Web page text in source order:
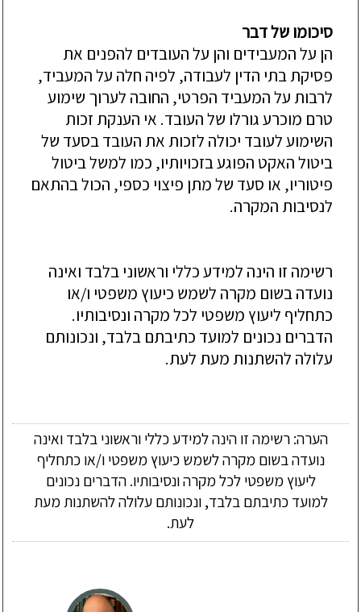
סיכומו של דבר
הן על המעבידים והן על העובדים להפנים את
פסיקת בתי הדין לעבודה, לפיה חלה על המעביד,
לרבות על המעביד הפרטי, החובה לערוך שימוע
טרם מוכרע גורלו של העובד. אי הענקת זכות
השימוע לעובד יכולה לזכות את העובד בסעד של
ביטול האקט הפוגע בזכויותיו, כמו למשל ביטול
פיטוריו, או סעד של מתן פיצוי כספי, הכול בהתאם
לנסיבות המקרה.
רשימה זו הינה למידע כללי וראשוני בלבד ואינה
נועדה בשום מקרה לשמש כיעוץ משפטי ו/או
כתחליף ליעוץ משפטי לכל מקרה ונסיבותיו.
הדברים נכונים למועד כתיבתם בלבד, ונכונותם
עלולה להשתנות מעת לעת.
הערה: רשימה זו הינה למידע כללי וראשוני בלבד ואינה
נועדה בשום מקרה לשמש כיעוץ משפטי ו/או כתחליף
ליעוץ משפטי לכל מקרה ונסיבותיו. הדברים נכונים
למועד כתיבתם בלבד, ונכונותם עלולה להשתנות מעת
לעת.